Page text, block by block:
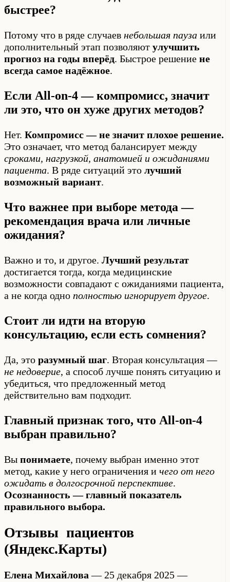
быстрее?
Потому что в ряде случаев небольшая пауза или
дополнительный этап позволяют улучшить
прогноз на годы вперёд. Быстрое решение не
всегда самое надёжное.
Если All-on-4 — компромисс, значит
ли это, что он хуже других методов?
Нет. Компромисс — не значит плохое решение.
Это означает, что метод балансирует между
сроками, нагрузкой, анатомией и ожиданиями
пациента. В ряде ситуаций это лучший
возможный вариант.
Что важнее при выборе метода —
рекомендация врача или личные
ожидания?
Важно и то, и другое. Лучший результат
достигается тогда, когда медицинские
возможности совпадают с ожиданиями пациента,
а не когда одно полностью игнорирует другое.
Стоит ли идти на вторую
консультацию, если есть сомнения?
Да, это разумный шаг. Вторая консультация —
не недоверие, а способ лучше понять ситуацию и
убедиться, что предложенный метод
действительно вам подходит.
Главный признак того, что All-on-4
выбран правильно?
Вы понимаете, почему выбран именно этот
метод, какие у него ограничения и чего от него
ожидать в долгосрочной перспективе.
Осознанность — главный показатель
правильного выбора.
Отзывы пациентов
(Яндекс.Карты)
Елена Михайлова — 25 декабря 2025 —